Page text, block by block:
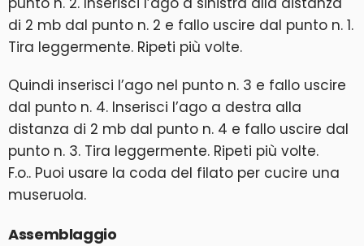
di 2 mb dal punto n. 2 e fallo uscire dal punto n. 1.
Tira leggermente. Ripeti più volte.
Quindi inserisci l’ago nel punto n. 3 e fallo uscire
dal punto n. 4. Inserisci l’ago a destra alla
distanza di 2 mb dal punto n. 4 e fallo uscire dal
punto n. 3. Tira leggermente. Ripeti più volte.
F.o.. Puoi usare la coda del filato per cucire una
museruola.
Assemblaggio